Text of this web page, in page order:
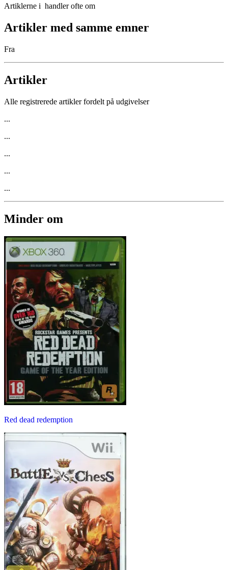
Artiklerne i handler ofte om
Artikler med samme emner
Fra
Artikler
Alle registrerede artikler fordelt på udgivelser
...
...
...
...
...
Minder om
Red dead redemption